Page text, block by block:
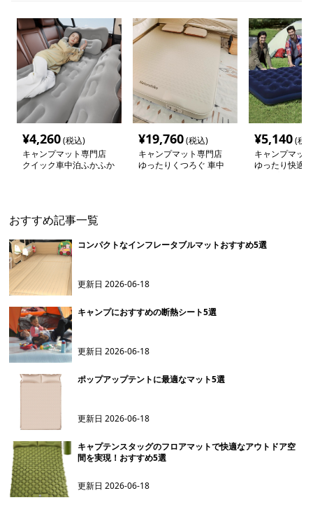
¥4,260(税込)
キャンプマット専門店
クイック車中泊ふかふか
¥19,760(税込)
キャンプマット専門店
ゆったりくつろぐ 車中
¥5,140(税
キャンプマッ
ゆったり快適
おすすめ記事一覧
コンパクトなインフレータブルマットおすすめ5選
更新日2026-06-18
キャンプにおすすめの断熱シート5選
更新日2026-06-18
ポップアップテントに最適なマット5選
更新日2026-06-18
キャプテンスタッグのフロアマットで快適なアウトドア空
間を実現！おすすめ5選
更新日2026-06-18